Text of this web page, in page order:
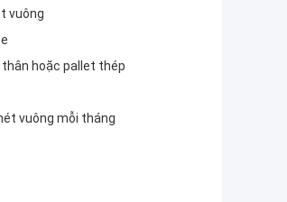
vuông
thân hoặc pallet thép
vuông mỗi tháng